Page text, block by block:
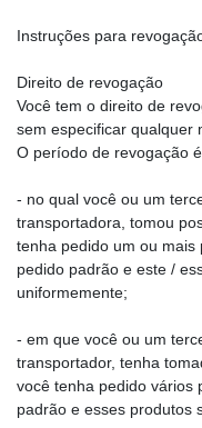
Instruções para
Direito de revogação
Você tem o direito de
sem especificar qualquer
O período de revogação
- no qual você ou um
transportadora, tomou
tenha pedido um ou
pedido padrão e este /
uniformemente;
- em que você ou um
transportador, tenha
você tenha pedido vários
padrão e esses produtos